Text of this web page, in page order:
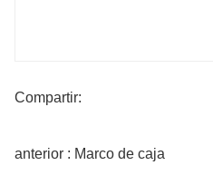
Compartir:
anterior : Marco de caja